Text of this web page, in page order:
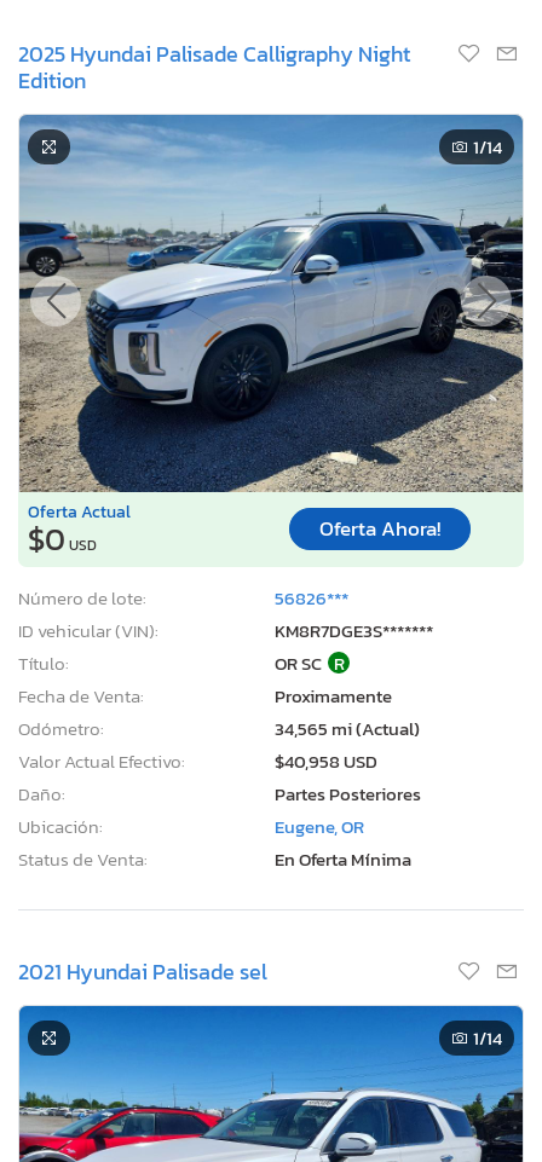
2025 Hyundai Palisade Calligraphy Night
Edition
1/14
Oferta Actual
$0 USD
Oferta Ahora!
Número de lote:
56826***
ID vehicular (VIN):
KM8R7DGE3S*******
Título:
OR SC R
Fecha de Venta:
Proximamente
Odómetro:
34,565 mi (Actual)
Valor Actual Efectivo:
$40,958 USD
Daño:
Partes Posteriores
Ubicación:
Eugene, OR
Status de Venta:
En Oferta Mínima
2021 Hyundai Palisade sel
1/14